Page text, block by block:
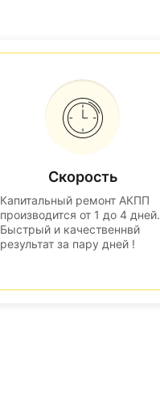
Скорость
Капитальный ремонт АКПП
производится от 1 до 4 дней.
Быстрый и качественнвй
результат за пару дней !